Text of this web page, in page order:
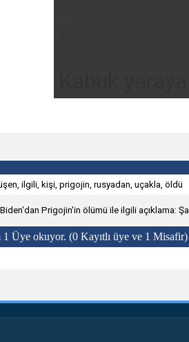
, ilgili, kişi, prigojin, rusyadan, uçakla, öldü
Biden'dan Prigojin'in ölümü ile ilgili açıklama:
Üye okuyor. (0 Kayıtlı üye ve 1 Misafir)